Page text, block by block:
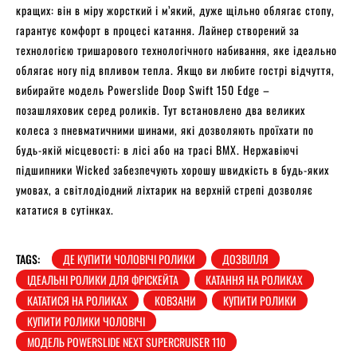
кращих: він в міру жорсткий і м’який, дуже щільно облягає стопу,
гарантує комфорт в процесі катання. Лайнер створений за
технологією тришарового технологічного набивання, яке ідеально
облягає ногу під впливом тепла. Якщо ви любите гострі відчуття,
вибирайте модель Powerslide Doop Swift 150 Edge –
позашляховик серед роликів. Тут встановлено два великих
колеса з пневматичними шинами, які дозволяють проїхати по
будь-якій місцевості: в лісі або на трасі BMX. Нержавіючі
підшипники Wicked забезпечують хорошу швидкість в будь-яких
умовах, а світлодіодний ліхтарик на верхній стрепі дозволяє
кататися в сутінках.
TAGS: ДЕ КУПИТИ ЧОЛОВІЧІ РОЛИКИ
ДОЗВІЛЛЯ
ІДЕАЛЬНІ РОЛИКИ ДЛЯ ФРІСКЕЙТА
КАТАННЯ НА РОЛИКАХ
КАТАТИСЯ НА РОЛИКАХ
КОВЗАНИ
КУПИТИ РОЛИКИ
КУПИТИ РОЛИКИ ЧОЛОВІЧІ
МОДЕЛЬ POWERSLIDE NEXT SUPERCRUISER 110